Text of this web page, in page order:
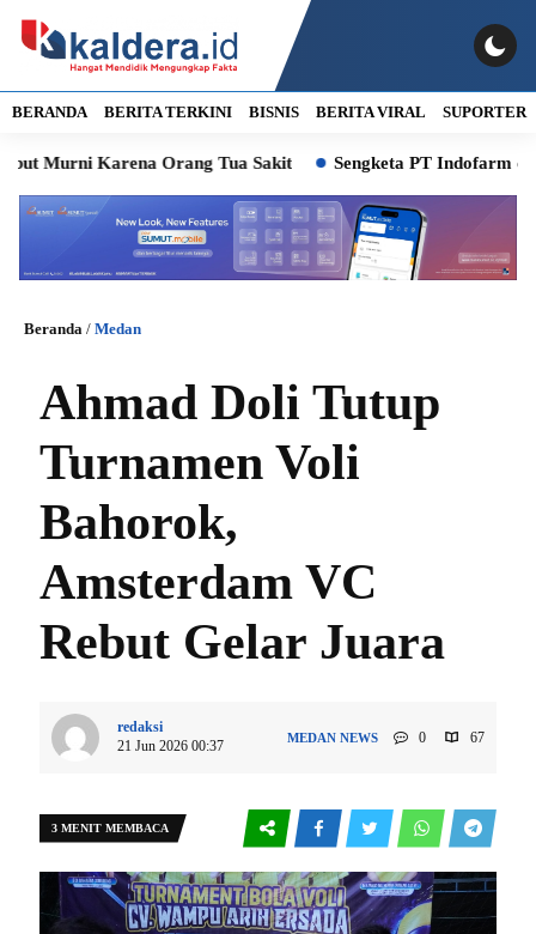
BERANDA BERITA TERKINI BISNIS BERITA VIRAL SUPORTER
Karena Orang Tua Sakit Sengketa PT Indofarm dan Petani
Beranda / Medan
Ahmad Doli Tutup
Turnamen Voli
Bahorok,
Amsterdam VC
Rebut Gelar Juara
redaksi
21 Jun 2026 00:37
MEDAN NEWS 0 67
3 MENIT MEMBACA